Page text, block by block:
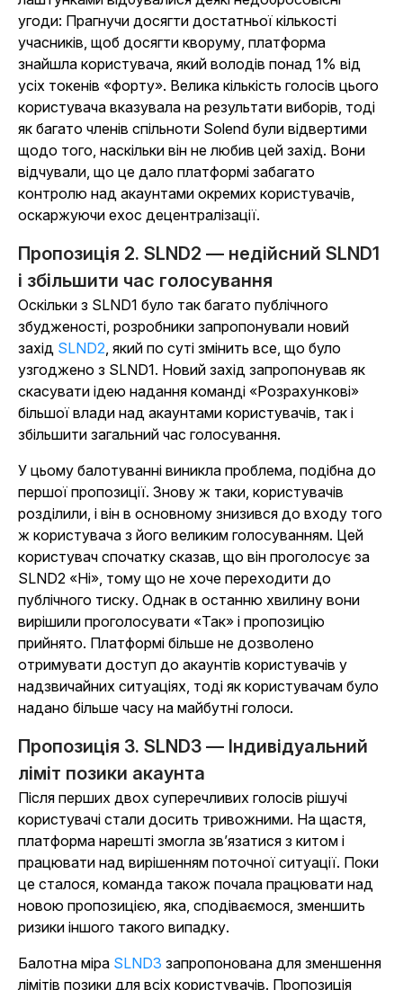
угоди: Прагнучи досягти достатньої кількості
учасників, щоб досягти кворуму, платформа
знайшла користувача, який володів понад 1% від
усіх токенів «форту». Велика кількість голосів цього
користувача вказувала на результати виборів, тоді
як багато членів спільноти Solend були відвертими
щодо того, наскільки він не любив цей захід. Вони
відчували, що це дало платформі забагато
контролю над акаунтами окремих користувачів,
оскаржуючи ехос децентралізації.
Пропозиція 2. SLND2 — недійсний SLND1
і збільшити час голосування
Оскільки з SLND1 було так багато публічного
збудженості, розробники запропонували новий
захід SLND2, який по суті змінить все, що було
узгоджено з SLND1. Новий захід запропонував як
скасувати ідею надання команді «Розрахункові»
більшої влади над акаунтами користувачів, так і
збільшити загальний час голосування.
У цьому балотуванні виникла проблема, подібна до
першої пропозиції. Знову ж таки, користувачів
розділили, і він в основному знизився до входу того
ж користувача з його великим голосуванням. Цей
користувач спочатку сказав, що він проголосує за
SLND2 «Ні», тому що не хоче переходити до
публічного тиску. Однак в останню хвилину вони
вирішили проголосувати «Так» і пропозицію
прийнято. Платформі більше не дозволено
отримувати доступ до акаунтів користувачів у
надзвичайних ситуаціях, тоді як користувачам було
надано більше часу на майбутні голоси.
Пропозиція 3. SLND3 — Індивідуальний
ліміт позики акаунта
Після перших двох суперечливих голосів рішучі
користувачі стали досить тривожними. На щастя,
платформа нарешті змогла зв’язатися з китом і
працювати над вирішенням поточної ситуації. Поки
це сталося, команда також почала працювати над
новою пропозицією, яка, сподіваємося, зменшить
ризики іншого такого випадку.
Балотна міра SLND3 запропонована для зменшення
лімітів позики для всіх користувачів. Пропозиція